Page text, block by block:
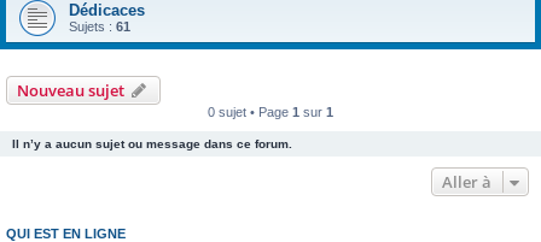
Dédicaces
Sujets : 61
Nouveau sujet
0 sujet • Page 1 sur 1
Il n’y a aucun sujet ou message dans ce forum.
Aller à
QUI EST EN LIGNE